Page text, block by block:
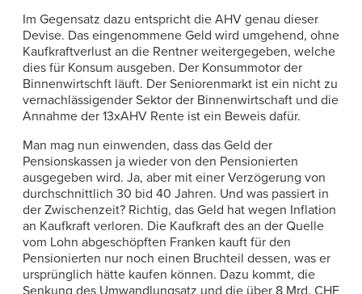
Im Gegensatz dazu entspricht die AHV genau dieser
Devise. Das eingenommene Geld wird umgehend, ohne
Kaufkraftverlust an die Rentner weitergegeben, welche
dies für Konsum ausgeben. Der Konsummotor der
Binnenwirtschft läuft. Der Seniorenmarkt ist ein nicht zu
vernachlässigender Sektor der Binnenwirtschaft und die
Annahme der 13xAHV Rente ist ein Beweis dafür.
Man mag nun einwenden, dass das Geld der
Pensionskassen ja wieder von den Pensionierten
ausgegeben wird. Ja, aber mit einer Verzögerung von
durchschnittlich 30 bid 40 Jahren. Und was passiert in
der Zwischenzeit? Richtig, das Geld hat wegen Inflation
an Kaufkraft verloren. Die Kaufkraft des an der Quelle
vom Lohn abgeschöpften Franken kauft für den
Pensionierten nur noch einen Bruchteil dessen, was er
ursprünglich hätte kaufen können. Dazu kommt, die